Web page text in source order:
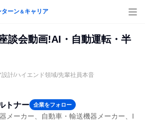
ターン＆キャリア
談会動画!AI・自動運転・半
計/ハイエンド領域/先輩社員本音
トナー 企業をフォロー
メーカー、自動車・輸送機器メーカー、I